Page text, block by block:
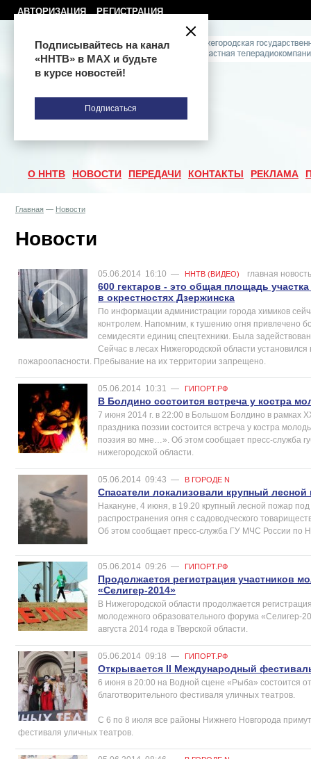
АВТОРИЗАЦИЯ РЕГИСТРАЦИЯ
О ННТВ НОВОСТИ ПЕРЕДАЧИ КОНТАКТЫ РЕКЛАМА
Главная — Новости
Новости
05.06.2014 16:10 — ННТВ (ВИДЕО) главная новость
600 гектаров - это общая площадь
в окрестностях Дзержинска
По информации администрации города химиков
контролем. Напомним, к тушению огня привлечено
семидесяти единиц спецтехники. Была
Сейчас в лесах Нижегородской области
пожароопасности. Пребывание на их территории запрещено.
05.06.2014 10:31 — ГИПОРТ.РФ
В Болдино состоится встреча у костра
7 июня 2014 г. в 22:00 в Большом Болдино в рамках
праздника поэзии состоится встреча у костра
поэзия во мне…». Об этом сообщает пресс-служба
нижегородской области.
05.06.2014 09:43 — В ГОРОДЕ N
Спасатели локализовали крупный
Накануне, 4 июня, в 19.20 крупный лесной пожар
распространения огня с садоводческого
Об этом сообщает пресс-служба ГУ МЧС России по
05.06.2014 09:26 — ГИПОРТ.РФ
Продолжается регистрация участников
«Селигер-2014»
В Нижегородской области продолжается
молодежного образовательного форума «Селигер-
августа 2014 года в Тверской области.
05.06.2014 09:18 — ГИПОРТ.РФ
Открывается II Международный
6 июня в 20:00 на Водной сцене «Рыба» состоится
благотворительного фестиваля уличных театров.
C 6 по 8 июля все районы Нижнего Новгорода
фестиваля уличных театров.
Подписывайтесь на канал
«ННТВ» в МАХ и будьте
в курсе новостей!
Подписаться